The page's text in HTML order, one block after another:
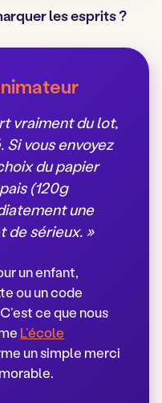
les esprits ?
vraiment du lot,
Si vous envoyez
du papier
(120g
une
de sérieux. »
un enfant,
ou un code
ce que nous
L’école
un simple merci